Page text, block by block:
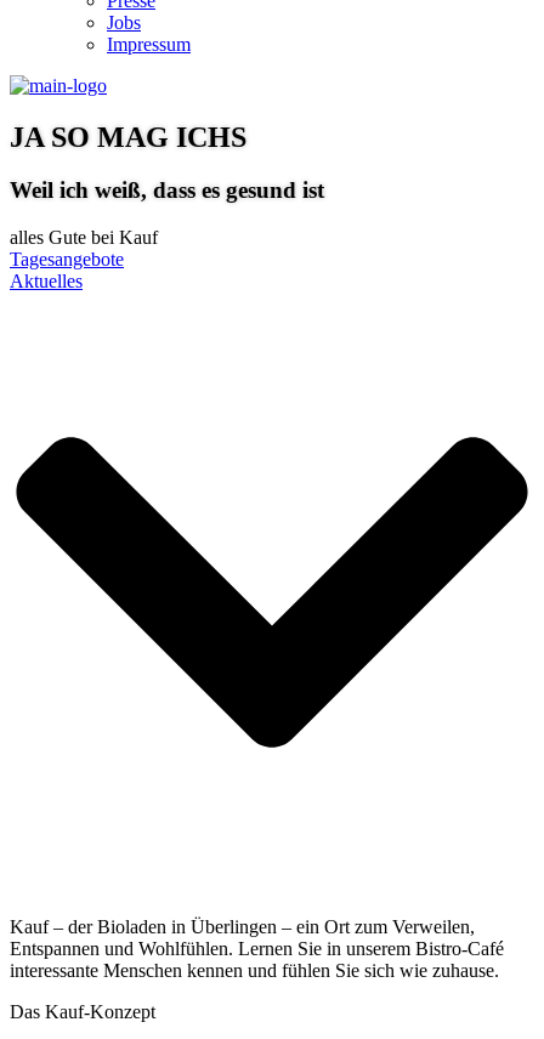
Jobs
Impressum
JA SO MAG ICHS
Weil ich weiß, dass es gesund ist
alles Gute bei Kauf
Tagesangebote
Aktuelles
Kauf – der Bioladen in Überlingen – ein Ort zum Verweilen,
Entspannen und Wohlfühlen. Lernen Sie in unserem Bistro-Café
interessante Menschen kennen und fühlen Sie sich wie zuhause.
Das Kauf-Konzept